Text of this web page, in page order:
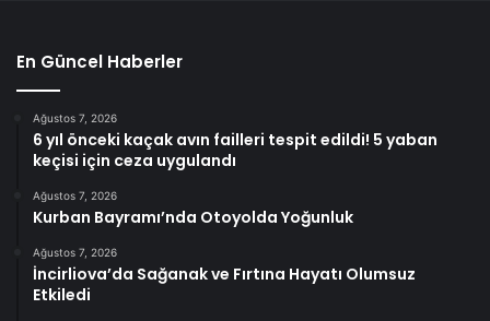
En Güncel Haberler
Ağustos 7, 2026
6 yıl önceki kaçak avın failleri tespit edildi! 5 yaban
keçisi için ceza uygulandı
Ağustos 7, 2026
Kurban Bayramı’nda Otoyolda Yoğunluk
Ağustos 7, 2026
İncirliova’da Sağanak ve Fırtına Hayatı Olumsuz
Etkiledi